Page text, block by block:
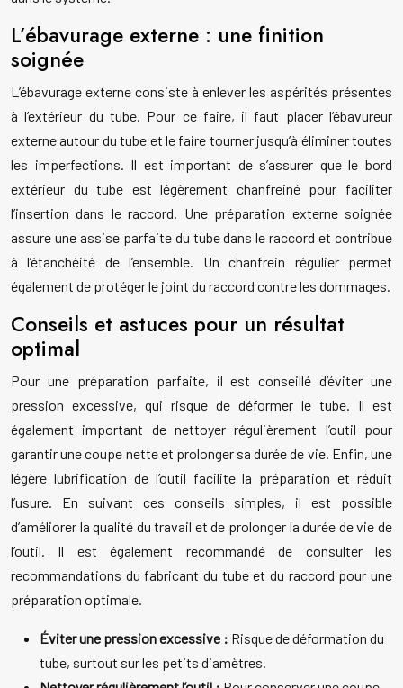
L’ébavurage externe : une finition
soignée
L’ébavurage externe consiste à enlever les aspérités présentes
à l’extérieur du tube. Pour ce faire, il faut placer l’ébavureur
externe autour du tube et le faire tourner jusqu’à éliminer toutes
les imperfections. Il est important de s’assurer que le bord
extérieur du tube est légèrement chanfreiné pour faciliter
l’insertion dans le raccord. Une préparation externe soignée
assure une assise parfaite du tube dans le raccord et contribue
à l’étanchéité de l’ensemble. Un chanfrein régulier permet
également de protéger le joint du raccord contre les dommages.
Conseils et astuces pour un résultat
optimal
Pour une préparation parfaite, il est conseillé d’éviter une
pression excessive, qui risque de déformer le tube. Il est
également important de nettoyer régulièrement l’outil pour
garantir une coupe nette et prolonger sa durée de vie. Enfin, une
légère lubrification de l’outil facilite la préparation et réduit
l’usure. En suivant ces conseils simples, il est possible
d’améliorer la qualité du travail et de prolonger la durée de vie de
l’outil. Il est également recommandé de consulter les
recommandations du fabricant du tube et du raccord pour une
préparation optimale.
Éviter une pression excessive : Risque de déformation du
tube, surtout sur les petits diamètres.